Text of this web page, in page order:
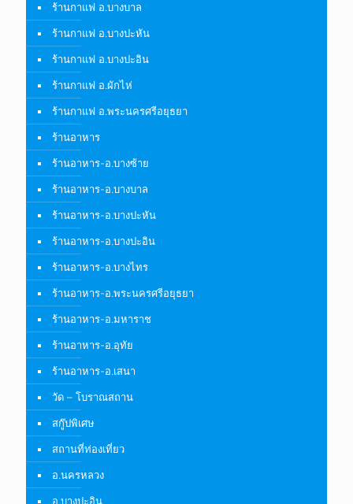
ร้านกาแฟ อ.บางบาล
ร้านกาแฟ อ.บางปะหัน
ร้านกาแฟ อ.บางปะอิน
ร้านกาแฟ อ.ผักไห่
ร้านกาแฟ อ.พระนครศรีอยุธยา
ร้านอาหาร
ร้านอาหาร-อ.บางซ้าย
ร้านอาหาร-อ.บางบาล
ร้านอาหาร-อ.บางปะหัน
ร้านอาหาร-อ.บางปะอิน
ร้านอาหาร-อ.บางไทร
ร้านอาหาร-อ.พระนครศรีอยุธยา
ร้านอาหาร-อ.มหาราช
ร้านอาหาร-อ.อุทัย
ร้านอาหาร-อ.เสนา
วัด – โบราณสถาน
สกู๊ปพิเศษ
สถานที่ท่องเที่ยว
อ.นครหลวง
อ.บางปะอิน